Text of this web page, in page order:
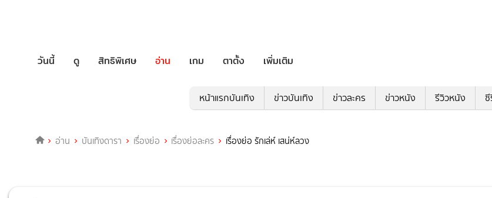
วันนี้ ดู สิทธิพิเศษ อ่าน เกม ตาตั้ง เพิ่มเติม
หน้าแรกบันเทิง ข่าวบันเทิง ข่าวละคร ข่าวหนัง รีวิวหนัง ซี
อ่าน บันเทิงดารา เรื่องย่อ เรื่องย่อละคร เรื่องย่อ รักเล่ห์ เสน่ห์ลวง